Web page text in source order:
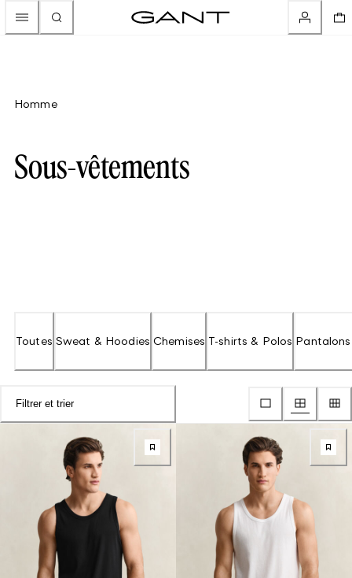
Homme
Sous-vêtements
Toutes Sweat & Hoodies Chemises T-shirts & Polos
Filtrer et trier